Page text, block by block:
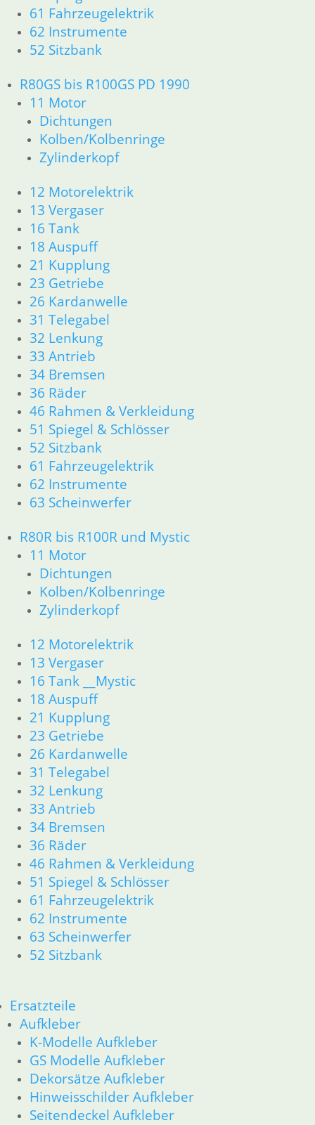
61 Fahrzeugelektrik
62 Instrumente
52 Sitzbank
R80GS bis R100GS PD 1990
11 Motor
Dichtungen
Kolben/Kolbenringe
Zylinderkopf
12 Motorelektrik
13 Vergaser
16 Tank
18 Auspuff
21 Kupplung
23 Getriebe
26 Kardanwelle
31 Telegabel
32 Lenkung
33 Antrieb
34 Bremsen
36 Räder
46 Rahmen & Verkleidung
51 Spiegel & Schlösser
52 Sitzbank
61 Fahrzeugelektrik
62 Instrumente
63 Scheinwerfer
R80R bis R100R und Mystic
11 Motor
Dichtungen
Kolben/Kolbenringe
Zylinderkopf
12 Motorelektrik
13 Vergaser
16 Tank __Mystic
18 Auspuff
21 Kupplung
23 Getriebe
26 Kardanwelle
31 Telegabel
32 Lenkung
33 Antrieb
34 Bremsen
36 Räder
46 Rahmen & Verkleidung
51 Spiegel & Schlösser
61 Fahrzeugelektrik
62 Instrumente
63 Scheinwerfer
52 Sitzbank
Ersatzteile
Aufkleber
K-Modelle Aufkleber
GS Modelle Aufkleber
Dekorsätze Aufkleber
Hinweisschilder Aufkleber
Seitendeckel Aufkleber
34 Bremsen
36 Räder
46 Rahmen & Verkleidung
52 Sitzbank
61 Fahrzeugelektrik
62 Instrumente
63 Scheinwerfer
R80GS ab 1991 bis R100GS PD R80 Basic
11 Motor
Zylinderkopf
Kolben/Kolbenringe
12 Motorelektrik
13 Vergaser
16 Tank
18 Auspuff
21 Kupplung
23 Getriebe
31 Telegabel
26 Kardanwelle
32 Lenkung
33 Antrieb
36 Räder
34 Bremsen
46 Rahmen & Verkleidung
51 Spiegel & Schlösser __PDR80Basic
52 Sitzbank
61 Fahrzeugelektrik
62 Instrumente
63 Scheinwerfer
11 Motor
Dichtungen
Zylinderkopf
Kolben/Kolbenringe
12 Motorelektrik
16 Tank
13 Vergaser
21 Kupplung
23 Getriebe
26 Kardanwelle
31 Telegabel
32 Lenkung
33 Antrieb
34 Bremsen
36 Räder
46 Rahmen & Verkleidung
51 Spiegel & Schlösser
61 Fahrzeugelektrik
62 Instrumente
52 Sitzbank
R80GS bis R100GS PD 1990
11 Motor
Dichtungen
Kolben/Kolbenringe
Zylinderkopf
12 Motorelektrik
18 Auspuff
21 Kupplung
23 Getriebe
26 Kardanwelle
31 Telegabel
32 Lenkung
33 Antrieb
34 Bremsen